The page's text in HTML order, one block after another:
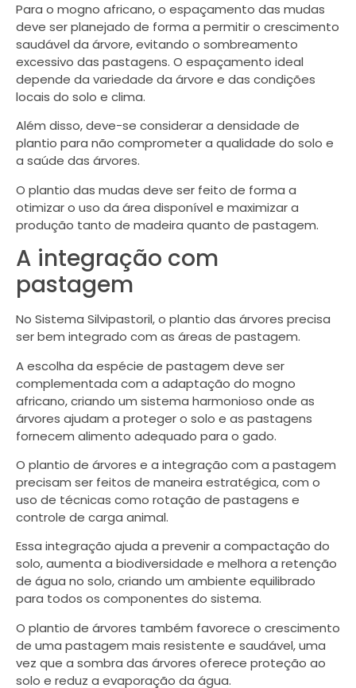
Para o mogno africano, o espaçamento das mudas
deve ser planejado de forma a permitir o crescimento
saudável da árvore, evitando o sombreamento
excessivo das pastagens. O espaçamento ideal
depende da variedade da árvore e das condições
locais do solo e clima.
Além disso, deve-se considerar a densidade de
plantio para não comprometer a qualidade do solo e
a saúde das árvores.
O plantio das mudas deve ser feito de forma a
otimizar o uso da área disponível e maximizar a
produção tanto de madeira quanto de pastagem.
A integração com
pastagem
No Sistema Silvipastoril, o plantio das árvores precisa
ser bem integrado com as áreas de pastagem.
A escolha da espécie de pastagem deve ser
complementada com a adaptação do mogno
africano, criando um sistema harmonioso onde as
árvores ajudam a proteger o solo e as pastagens
fornecem alimento adequado para o gado.
O plantio de árvores e a integração com a pastagem
precisam ser feitos de maneira estratégica, com o
uso de técnicas como rotação de pastagens e
controle de carga animal.
Essa integração ajuda a prevenir a compactação do
solo, aumenta a biodiversidade e melhora a retenção
de água no solo, criando um ambiente equilibrado
para todos os componentes do sistema.
O plantio de árvores também favorece o crescimento
de uma pastagem mais resistente e saudável, uma
vez que a sombra das árvores oferece proteção ao
solo e reduz a evaporação da água.